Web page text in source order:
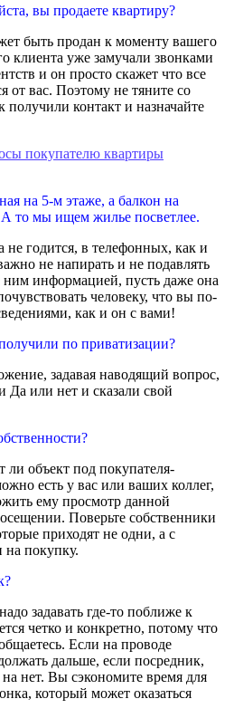
вы продаете квартиру?
быть продан к моменту вашего
клиента уже замучали звонками
и он просто скажет что все
от вас. Поэтому не тяните со
получили контакт и назначайте
покупателю квартиры
на 5-м этаже, а балкон на
А то мы ищем жилье посветлее.
не годится, в телефонных, как и
не напирать и не подавлять
ним информацией, пусть даже она
человеку, что вы по-
как и он с вами!
по приватизации?
задавая наводящий вопрос,
Да или нет и сказали свой
ли объект под покупателя-
есть у вас или ваших коллег,
ему просмотр данной
Поверьте собственники
приходят не одни, а с
на покупку.
задавать где-то поближе к
четко и конкретно, потому что
Если на проводе
дальше, если посредник,
нет. Вы сэкономите время для
который может оказаться